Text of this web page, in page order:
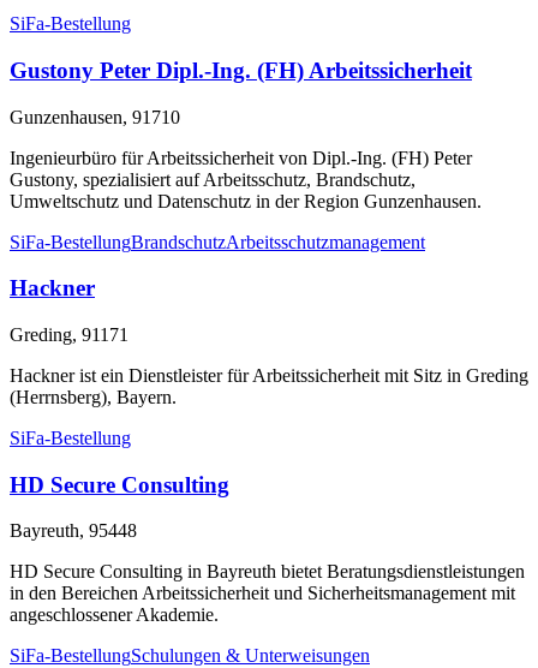
SiFa-Bestellung
Gustony Peter Dipl.-Ing. (FH) Arbeitssicherheit
Gunzenhausen, 91710
Ingenieurbüro für Arbeitssicherheit von Dipl.-Ing. (FH) Peter
Gustony, spezialisiert auf Arbeitsschutz, Brandschutz,
Umweltschutz und Datenschutz in der Region Gunzenhausen.
SiFa-BestellungBrandschutzArbeitsschutzmanagement
Hackner
Greding, 91171
Hackner ist ein Dienstleister für Arbeitssicherheit mit Sitz in Greding
(Herrnsberg), Bayern.
SiFa-Bestellung
HD Secure Consulting
Bayreuth, 95448
HD Secure Consulting in Bayreuth bietet Beratungsdienstleistungen
in den Bereichen Arbeitssicherheit und Sicherheitsmanagement mit
angeschlossener Akademie.
SiFa-BestellungSchulungen & Unterweisungen